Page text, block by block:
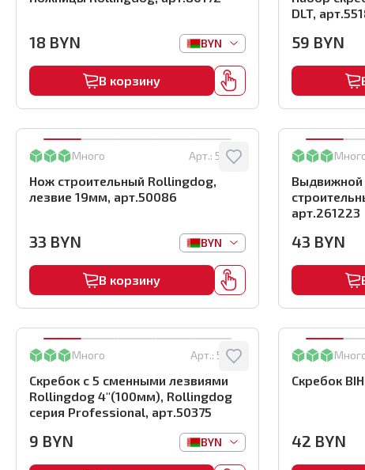
18 BYN BYN
В корзину
DLT,
59 BYN
Много Арт.: 50086
Нож строительный Rollingdog,
лезвие 19мм, арт.50086
33 BYN BYN
В корзину
Выдвижной
арт.261223
43 BYN
Много Арт.: 50375
Скребок с 5 сменными лезвиями
Rollingdog 4"(100мм), Rollingdog
серия Professional, арт.50375
9 BYN BYN
Скребок
42 BYN